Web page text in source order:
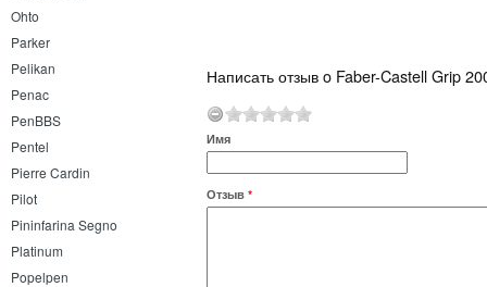
Ohto
Parker
Pelikan
Penac
PenBBS
Pentel
Pierre Cardin
Pilot
Pininfarina Segno
Platinum
Popelpen
Написать отзыв o Faber-Castell Grip
Имя
Отзыв *